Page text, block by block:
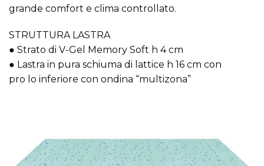
grande comfort e clima controllato.
STRUTTURA LASTRA
● Strato di V-Gel Memory Soft h 4 cm
● Lastra in pura schiuma di lattice h 16 cm con
pro lo inferiore con ondina “multizona”